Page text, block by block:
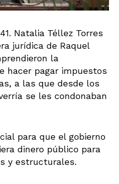
Natalia Téllez Torres
jurídica de Raquel
la
hacer pagar impuestos
a las que desde los
se les condonaban
para que el gobierno
dinero público para
y estructurales.